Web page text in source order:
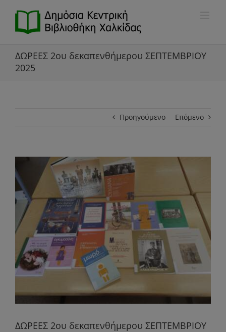
περιεχόμενο
ΔΩΡΕΕΣ 2ου δεκαπενθήμερου ΣΕΠΤΕΜΒΡΙΟΥ
2025
Προηγούμενο Επόμενο
μεγαλύτερης
εικόνας
ΔΩΡΕΕΣ 2ου δεκαπενθήμερου ΣΕΠΤΕΜΒΡΙΟΥ